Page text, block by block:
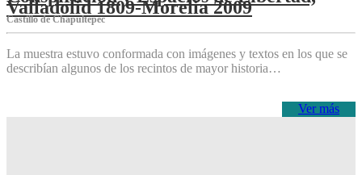
Valladolid 1809-Morelia 2009
Castillo de Chapultepec
La muestra estuvo conformada con imágenes y textos en los que se
describían algunos de los recintos de mayor historia…
Ver más